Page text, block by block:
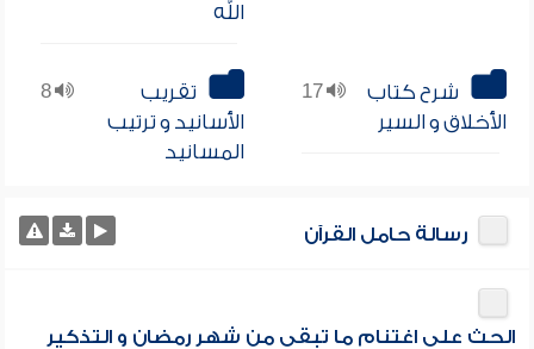
الله
17
شرح كتاب
الأخلاق و السير
8
تقريب
الأسانيد و ترتيب
المسانيد
رسالة حامل القرآن
الحث على اغتنام ما تبقى من شهر رمضان و التذكير